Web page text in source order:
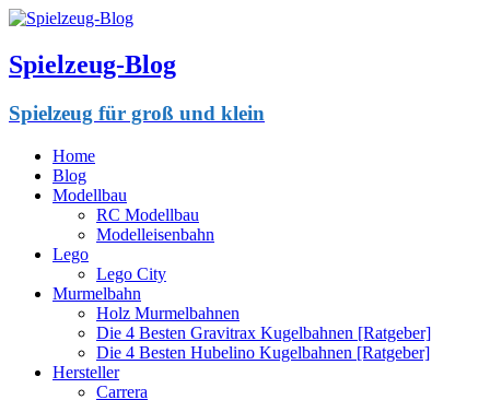
Spielzeug-Blog
Spielzeug für groß und klein
Home
Blog
Modellbau
RC Modellbau
Modelleisenbahn
Lego
Lego City
Murmelbahn
Holz Murmelbahnen
Die 4 Besten Gravitrax Kugelbahnen [Ratgeber]
Die 4 Besten Hubelino Kugelbahnen [Ratgeber]
Hersteller
Carrera